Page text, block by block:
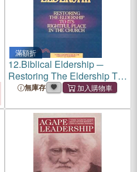
滿額折
12.Biblical Eldership ─
Restoring The Eldership To
Its Rightful Place In Church
無庫存